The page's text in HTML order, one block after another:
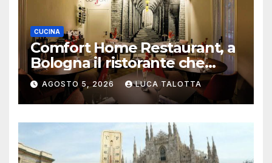
CUCINA
Comfort Home Restaurant, a
Bologna il ristorante che
trasforma l’ospitalità in
un’esperienza di casa
AGOSTO 5, 2026 LUCA TALOTTA